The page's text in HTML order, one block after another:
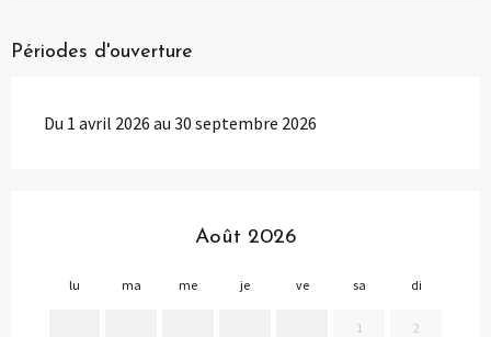
Périodes d'ouverture
Du 1 avril 2026 au 30 septembre 2026
Août 2026
lu ma me je ve sa di
1 2